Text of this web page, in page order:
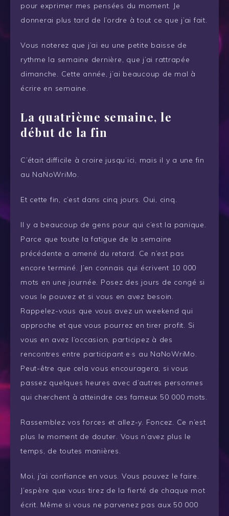
pour exprimer mes pensées du moment. Je
donnerai plus tard de l’ordre à tout ce que j’ai fait.
Vous noterez que j’ai eu une petite baisse de
rythme la semaine dernière, que j’ai rattrapée
dimanche. Cette année, j’ai beaucoup de mal à
écrire en semaine.
La quatrième semaine, le
début de la fin
C’était difficile à croire jusqu’ici, mais il y a une fin
au NaNoWriMo.
Et cette fin, c’est dans cinq jours. Oui, cinq.
Il y a beaucoup de gens pour qui c’est la panique.
Parce que toute la fatigue de la semaine
précédente a amené du retard. Ce n’est pas
encore terminé. J’en connais qui écrivent 10 000
mots en une journée. Posez des jours de congé si
vous le pouvez et si vous en avez besoin.
Rappelez-vous que vous avez un weekend qui
approche et que vous pourrez en tirer profit. Si
vous en avez l’occasion, participez à des
rencontres entre participant·e·s au NaNoWriMo.
Peut-être que cela vous encouragera, si vous
passez quelques heures avec d’autres personnes
qui cherchent à atteindre ces fameux 50 000 mots.
Rassemblez vos forces et allez-y. Foncez. Ce n’est
plus le moment de douter. Vous n’avez plus le
temps, de toutes manières.
Moi, j’ai confiance en vous. Vous pouvez le faire.
J’espère que vous tirez de la fierté de chaque mot
écrit. Même si vous ne parvenez pas aux 50 000